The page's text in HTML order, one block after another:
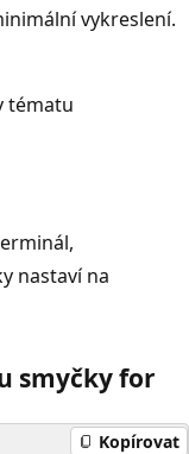
vykreslení.
tématu
nastaví na
smyčky for
Kopírovat